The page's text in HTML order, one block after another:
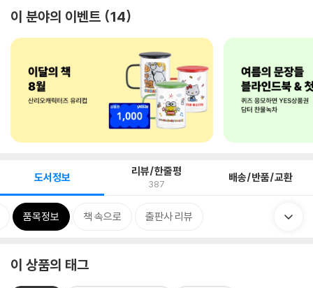
이 분야의 이벤트 14
도서정보 리뷰/한줄평
387 배송/반품/교환
품목정보 책 속으로 출판사 리뷰
이 상품의 태그